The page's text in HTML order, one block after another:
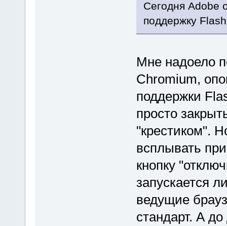
Сегодня Adobe
поддержку
Мне надоело
Chromium,
поддержки
просто
"крестиком".
всплывать
кнопку
запускается
ведущие
стандарт. А